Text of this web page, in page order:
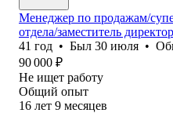
Менеджер по продажам/
отдела/заместитель
41 год • Был 30 июля •
90 000 ₽
Не ищет работу
Общий опыт
16 лет 9 месяцев